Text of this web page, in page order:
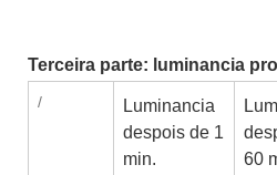
Terceira parte: luminancia
/
Luminancia
despois de 1
min.
60